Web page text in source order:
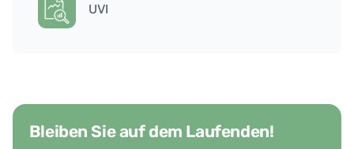
UVI
Bleiben Sie auf dem Laufenden!